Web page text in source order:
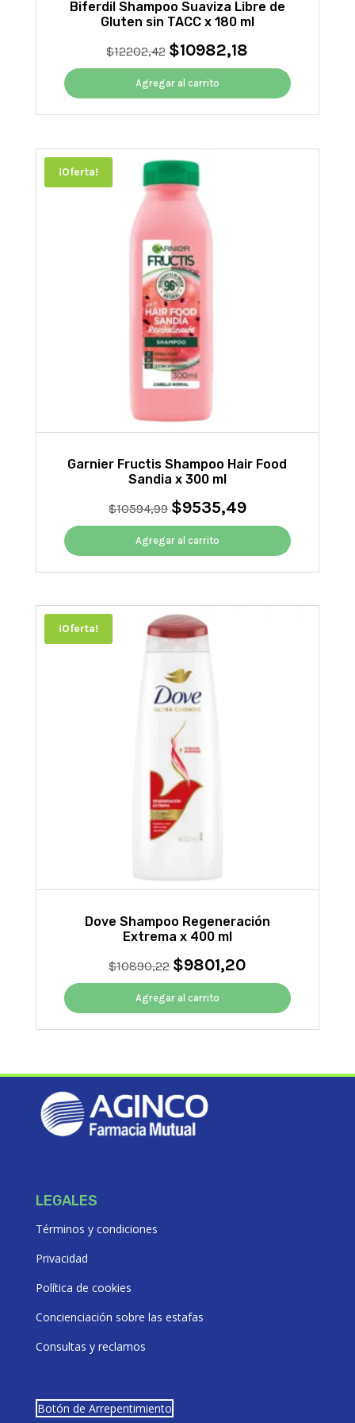
Biferdil Shampoo Suaviza Libre de
Gluten sin TACC x 180 ml
$12202,42 El
precio
original
era:
$12202,42.
$10982,18
precio
es:
$10982,18.
Agregar al carrito
¡Oferta!
Garnier Fructis Shampoo Hair Food
Sandia x 300 ml
$10594,99 El
precio
original
era:
$10594,99.
$9535,49El
precio
es:
$9535,49.
Agregar al carrito
¡Oferta!
Dove Shampoo Regeneración
Extrema x 400 ml
$10890,22 El
precio
original
era:
$10890,22.
$9801,20El
precio
es:
$9801,20.
Agregar al carrito
LEGALES
Términos y condiciones
Privacidad
Política de cookies
Concienciación sobre las estafas
Consultas y reclamos
Botón de Arrepentimiento